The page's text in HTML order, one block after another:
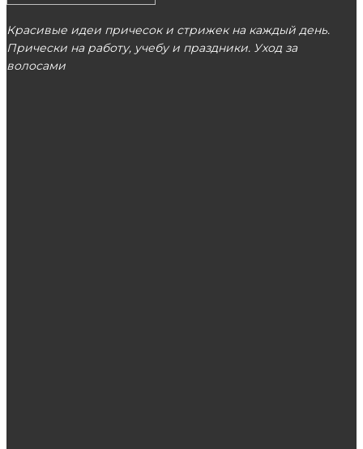
Красивые идеи причесок и стрижек на каждый день.
Прически на работу, учебу и праздники. Уход за
волосами